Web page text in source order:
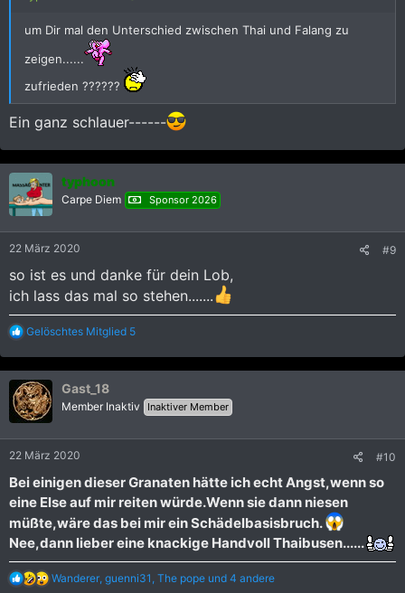
um Dir mal den Unterschied zwischen Thai und Falang zu
zeigen......
zufrieden ??????
Ein ganz schlauer------
typhoon
Carpe Diem Sponsor 2026
22 März 2020 #9
so ist es und danke für dein Lob,
ich lass das mal so stehen.......
R
a
k
t
i
o
n
:
Gelöschtes Mitglied 5
Gast_18
Member Inaktiv Inaktiver Member
22 März 2020 #10
Bei einigen dieser Granaten hätte ich echt Angst,wenn so
eine Else auf mir reiten würde.Wenn sie dann niesen
müßte,wäre das bei mir ein Schädelbasisbruch.
Nee,dann lieber eine knackige Handvoll Thaibusen......
R
Wanderer, guenni31 , The pope und 4 andere